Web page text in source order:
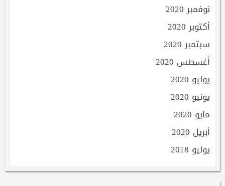
نوفمبر 2020
أكتوبر 2020
سبتمبر 2020
أغسطس 2020
يوليو 2020
يونيو 2020
مايو 2020
أبريل 2020
يوليو 2018